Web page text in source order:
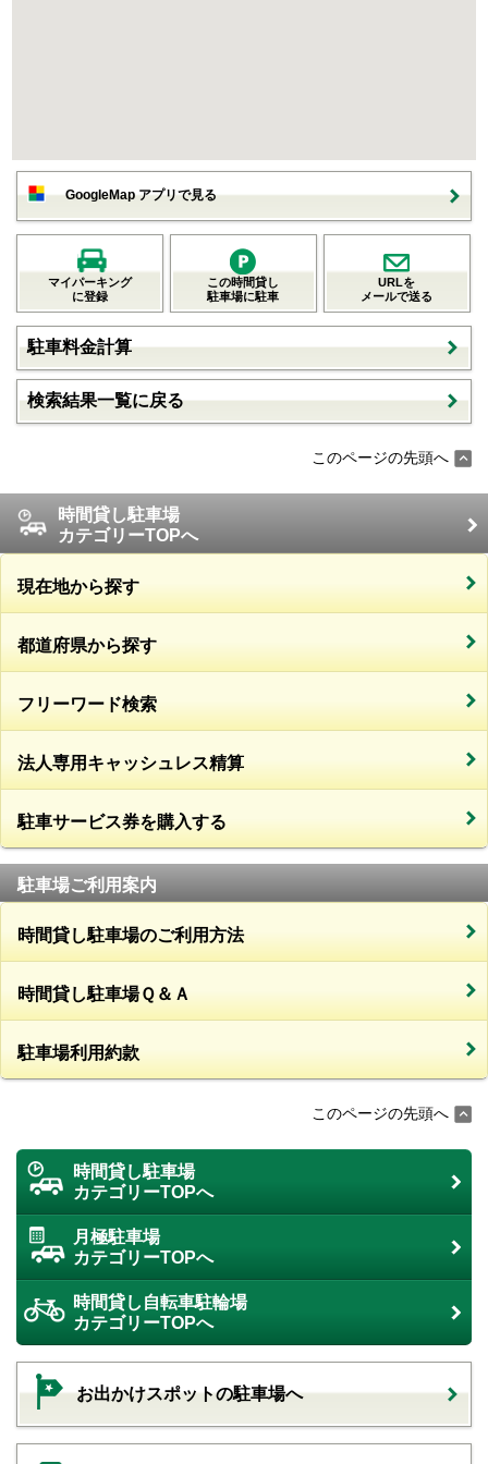
GoogleMap アプリで見る
マイパーキング
に登録
この時間貸し
駐車場に駐車
URLを
メールで送る
駐車料金計算
検索結果一覧に戻る
このページの先頭へ
時間貸し駐車場
カテゴリーTOPへ
現在地から探す
都道府県から探す
フリーワード検索
法人専用キャッシュレス精算
駐車サービス券を購入する
駐車場ご利用案内
時間貸し駐車場のご利用方法
時間貸し駐車場Ｑ＆Ａ
駐車場利用約款
このページの先頭へ
時間貸し駐車場
カテゴリーTOPへ
月極駐車場
カテゴリーTOPへ
時間貸し自転車駐輪場
カテゴリーTOPへ
お出かけスポットの駐車場へ